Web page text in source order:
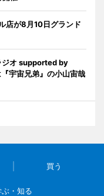
店が8月10日グランド
ジオ supported by
宇宙兄弟』の小山宙哉
買う
ぶ・知る